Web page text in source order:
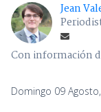
Jean
Con información
Domingo 09